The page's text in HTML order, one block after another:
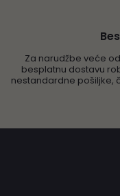
Za narudžbe veće
besplatnu dostavu
nestandardne pošiljke,